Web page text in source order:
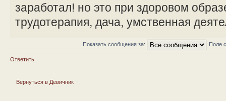
заработал! но это при здоровом
трудотерапия, дача, умственная
Показать сообщения за: Поле
Ответить
Вернуться в Девичник